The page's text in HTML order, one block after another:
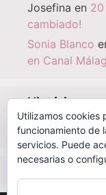
Josefina en
cambiado!
Sonia Blanco
en Canal
Histórico
Histórico
Utilizamos cookies
funcionamiento de
servicios. Puede
necesarias o